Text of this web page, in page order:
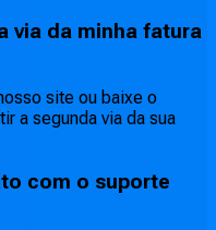
via da minha fatura
site ou baixe o
a segunda via da sua
com o suporte